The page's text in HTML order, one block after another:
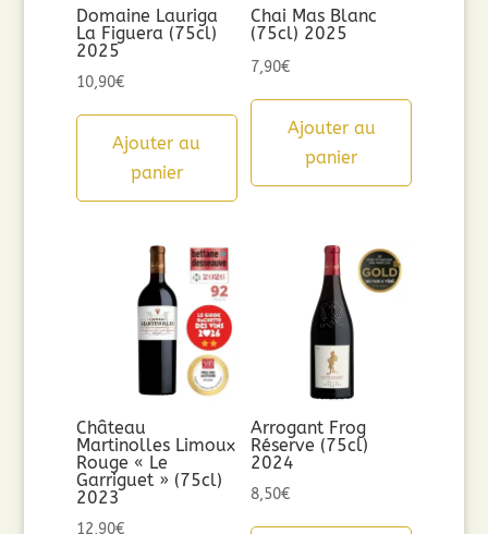
Domaine Lauriga
La Figuera (75cl)
2025
10,90€
Ajouter au
panier
Chai Mas Blanc
(75cl) 2025
7,90€
Ajouter au
panier
Château
Martinolles Limoux
Rouge « Le
Garriguet » (75cl)
2023
12,90€
Arrogant Frog
Réserve (75cl)
2024
8,50€